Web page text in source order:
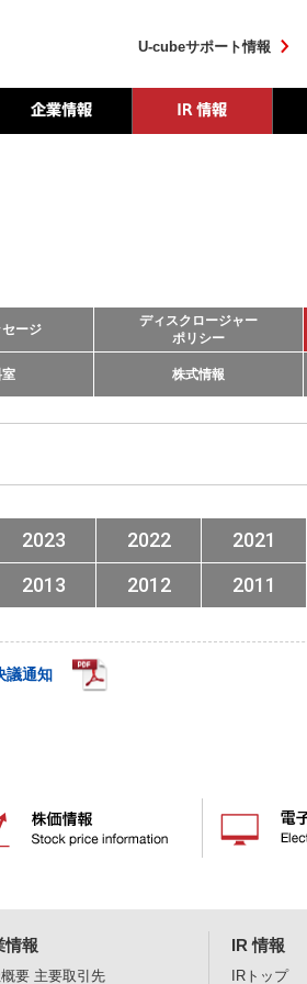
U-cubeサポート情報
セージ
ディスクロージャー
ポリシー
室 株式情報
2023 2022 2021
2013 2012 2011
議通知
情報
要 主要取引先
IR 情報
IRトップ